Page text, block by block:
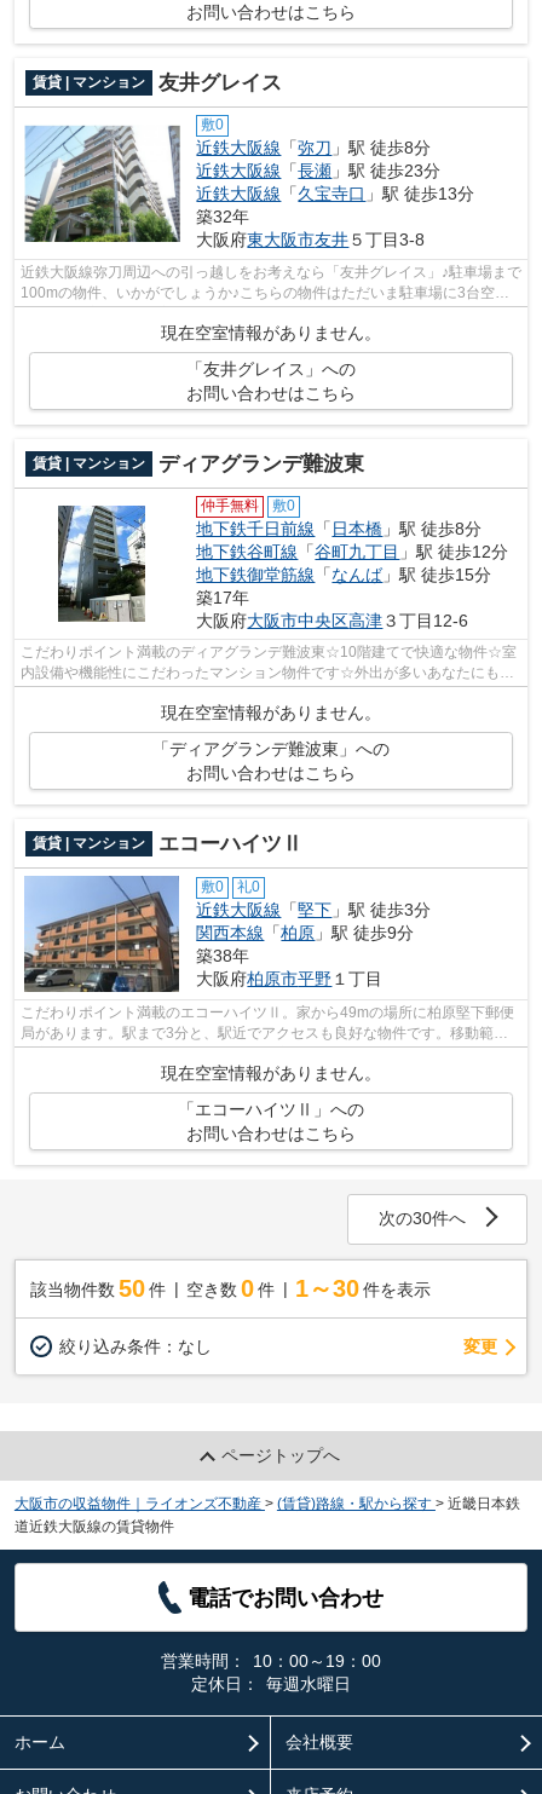
お問い合わせはこちら
賃貸 | マンション 友井グレイス
敷0
近鉄大阪線 「弥刀 」駅 徒歩8分
近鉄大阪線 「長瀬 」駅 徒歩23分
近鉄大阪線 「久宝寺口 」駅 徒歩13分
築32年
大阪府東大阪市友井５丁目3-8
近鉄大阪線弥刀周辺への引っ越しをお考えなら「友井グレイス」♪駐車場まで
100mの物件、いかがでしょうか♪こちらの物件はただいま駐車場に3台空き
あり♪不動産経験の豊富なスタッフが東...
現在空室情報がありません。
「友井グレイス」への
お問い合わせはこちら
賃貸 | マンション ディアグランデ難波東
仲手無料 敷0
地下鉄千日前線 「日本橋 」駅 徒歩8分
地下鉄谷町線 「谷町九丁目 」駅 徒歩12分
地下鉄御堂筋線 「なんば」駅 徒歩15分
築17年
大阪府大阪市中央区高津３丁目12-6
こだわりポイント満載のディアグランデ難波東☆10階建てで快適な物件☆室
内設備や機能性にこだわったマンション物件です☆外出が多いあなたにもピ
現在空室情報がありません。
「ディアグランデ難波東」への
お問い合わせはこちら
賃貸 | マンション エコーハイツⅡ
敷0 礼0
近鉄大阪線 「堅下 」駅 徒歩3分
関西本線 「柏原 」駅 徒歩9分
築38年
大阪府柏原市平野 １丁目
こだわりポイント満載のエコーハイツⅡ。家から49mの場所に柏原堅下郵便
局があります。駅まで3分と、駅近でアクセスも良好な物件です。移動範囲
現在空室情報がありません。
「エコーハイツⅡ」への
お問い合わせはこちら
次の30件へ
該当物件数 50件 空き数 0 件 1～30 件を表示
絞り込み条件： なし 変更
ページトップへ
大阪市の収益物件｜ライオンズ不動産 > (賃貸)路線・駅から探す > 近畿日本鉄
道近鉄大阪線の賃貸物件
電話でお問い合わせ
営業時間：
10：00～19：00
定休日：
毎週水曜日
ホーム 会社概要